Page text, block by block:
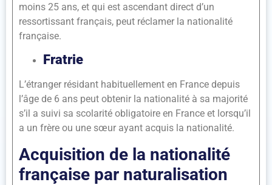
moins 25 ans, et qui est ascendant direct d’un
ressortissant français, peut réclamer la nationalité
française.
Fratrie
L’étranger résidant habituellement en France depuis
l’âge de 6 ans peut obtenir la nationalité à sa majorité
s’il a suivi sa scolarité obligatoire en France et lorsqu’il
a un frère ou une sœur ayant acquis la nationalité.
Acquisition de la nationalité
française par naturalisation